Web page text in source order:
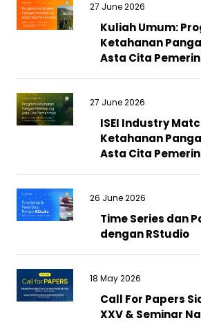
27 June 2026
Kuliah Umum:
Ketahanan
Asta Cita
27 June 2026
ISEI Industry
Ketahanan
Asta Cita
26 June 2026
Time Series dan
dengan RStudio
18 May 2026
Call For Papers
XXV & Seminar